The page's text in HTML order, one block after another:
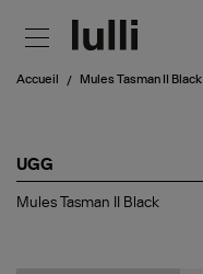
Accueil Mules Tasman II Black
UGG
Mules
Mules Tasman II Black